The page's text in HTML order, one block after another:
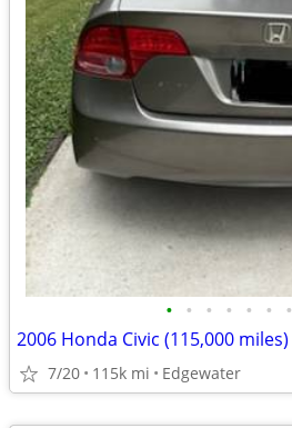
• • • • • • •
2006 Honda Civic (115,000 miles)
7/20 115k mi Edgewater